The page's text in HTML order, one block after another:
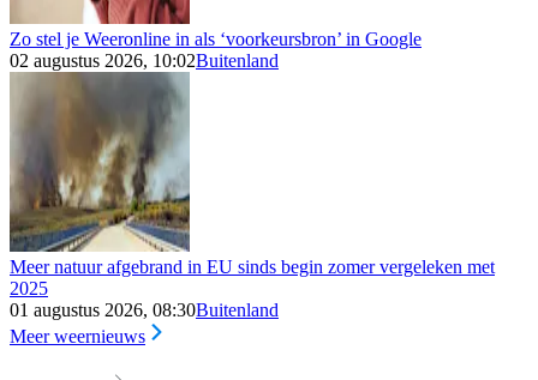
Zo stel je Weeronline in als ‘voorkeursbron’ in Google
02 augustus 2026, 10:02Buitenland
Meer natuur afgebrand in EU sinds begin zomer vergeleken met
2025
01 augustus 2026, 08:30Buitenland
Meer weernieuws